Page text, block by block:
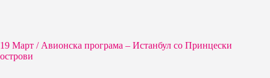
19 Март / Aвионска програма – Истанбул со Принцески
острови